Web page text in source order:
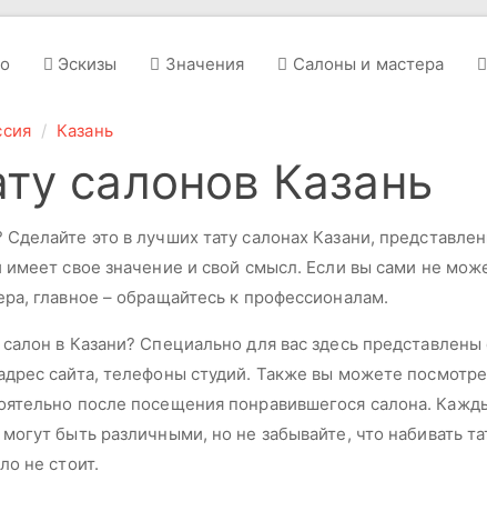
Эскизы Значения Салоны и мастера
Казань
салонов Казань
это в лучших тату салонах Казани,
имеет свое значение и свой смысл. Если вы сами не
главное – обращайтесь к профессионалам.
в Казани? Специально для вас здесь
сайта, телефоны студий. Также вы можете
после посещения понравившегося салона.
быть различными, но не забывайте, что набивать
не стоит.